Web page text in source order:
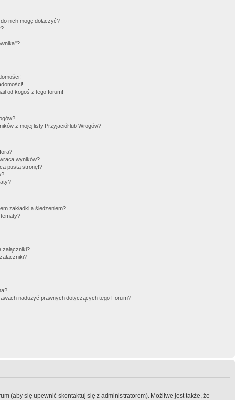
nich mogę dołączyć?
od kogoś z tego forum!
z mojej listy Przyjaciół lub Wrogów?
wyników?
pustą stronę!?
zakładki a śledzeniem?
nadużyć prawnych dotyczących tego Forum?
(aby się upewnić skontaktuj się z administratorem). Możliwe jest także, że